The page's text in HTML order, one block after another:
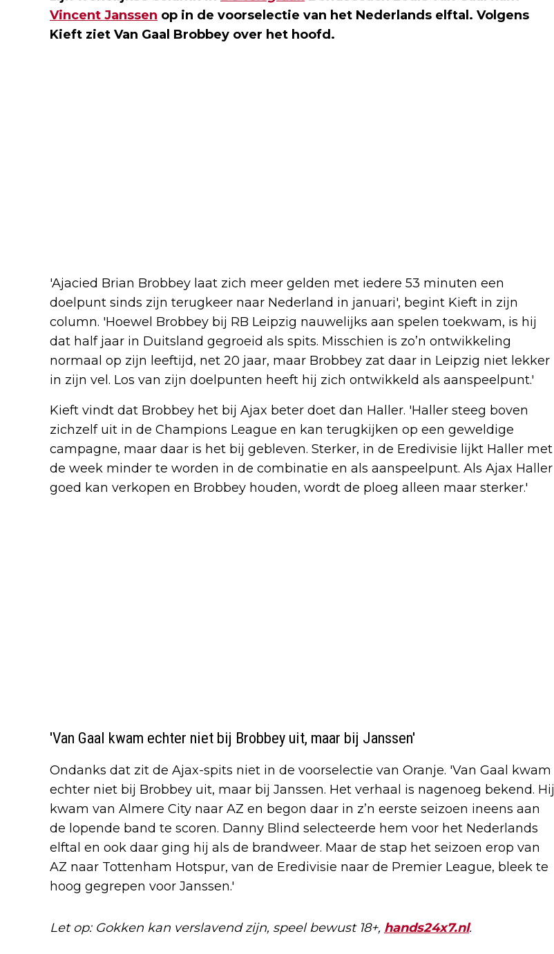
Vincent Janssen op in de voorselectie van het Nederlands elftal. Volgens
Kieft ziet Van Gaal Brobbey over het hoofd.
'Ajacied Brian Brobbey laat zich meer gelden met iedere 53 minuten een
doelpunt sinds zijn terugkeer naar Nederland in januari', begint Kieft in zijn
column. 'Hoewel Brobbey bij RB Leipzig nauwelijks aan spelen toekwam, is hij
dat half jaar in Duitsland gegroeid als spits. Misschien is zo’n ontwikkeling
normaal op zijn leeftijd, net 20 jaar, maar Brobbey zat daar in Leipzig niet lekker
in zijn vel. Los van zijn doelpunten heeft hij zich ontwikkeld als aanspeelpunt.'
Kieft vindt dat Brobbey het bij Ajax beter doet dan Haller. 'Haller steeg boven
zichzelf uit in de Champions League en kan terugkijken op een geweldige
campagne, maar daar is het bij gebleven. Sterker, in de Eredivisie lijkt Haller met
de week minder te worden in de combinatie en als aanspeelpunt. Als Ajax Haller
goed kan verkopen en Brobbey houden, wordt de ploeg alleen maar sterker.'
'Van Gaal kwam echter niet bij Brobbey uit, maar bij Janssen'
Ondanks dat zit de Ajax-spits niet in de voorselectie van Oranje. 'Van Gaal kwam
echter niet bij Brobbey uit, maar bij Janssen. Het verhaal is nagenoeg bekend. Hij
kwam van Almere City naar AZ en begon daar in z’n eerste seizoen ineens aan
de lopende band te scoren. Danny Blind selecteerde hem voor het Nederlands
elftal en ook daar ging hij als de brandweer. Maar de stap het seizoen erop van
AZ naar Tottenham Hotspur, van de Eredivisie naar de Premier League, bleek te
hoog gegrepen voor Janssen.'
Let op: Gokken kan verslavend zijn, speel bewust 18+, hands24x7.nl.